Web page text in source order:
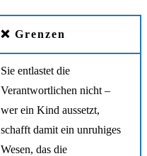
❌ Grenzen
Sie entlastet die
Verantwortlichen nicht –
wer ein Kind aussetzt,
schafft damit ein unruhiges
Wesen, das die